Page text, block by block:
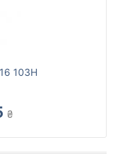
103H
₴